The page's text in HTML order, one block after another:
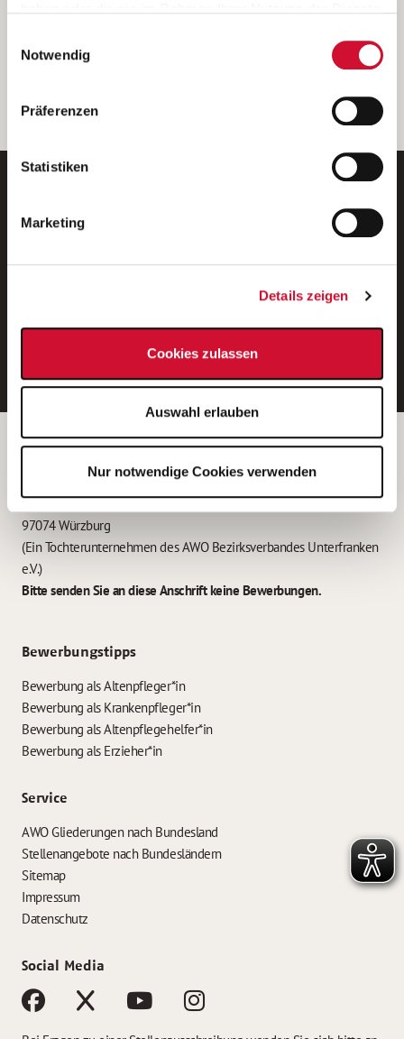
Wenn Sie auf „Cookies zulassen“ klicken, so stimmen
Sie der Speicherung sämtlicher Cookies zu. Sie können
Ihre Einwilligung selbstverständlich jederzeit widerrufen,
indem Sie die Cookie-Einstellungen aufrufen und diese
unserer
Notwendig
Präferenzen
Statistiken
Marketing
Details zeigen
Cookies zulassen
Auswahl erlauben
Nur notwendige Cookies verwenden
Weitere Details können Sie der
entnehmen.
E-Mail-Adresse eintragen
Betreiber der Webseite
Garitz Bewirtschaftungsbetriebe GmbH
Kantstraße 45a
97074 Würzburg
(Ein Tochterunternehmen des AWO Bezirksverbandes Unterfranken
e.V.)
Bitte senden Sie an diese Anschrift keine Bewerbungen.
Bewerbungstipps
Bewerbung als Altenpfleger*in
Bewerbung als Krankenpfleger*in
Bewerbung als Altenpflegehelfer*in
Bewerbung als Erzieher*in
Service
AWO Gliederungen nach Bundesland
Stellenangebote nach Bundesländern
Sitemap
Impressum
Datenschutz
Social Media